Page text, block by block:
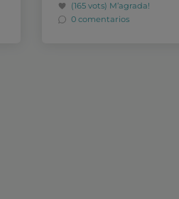
(165 vots) M’agrada!
0 comentarios